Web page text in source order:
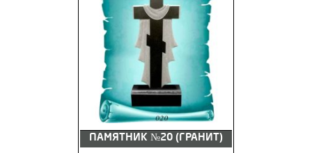
ПАМЯТНИК №20 (ГРАНИТ)